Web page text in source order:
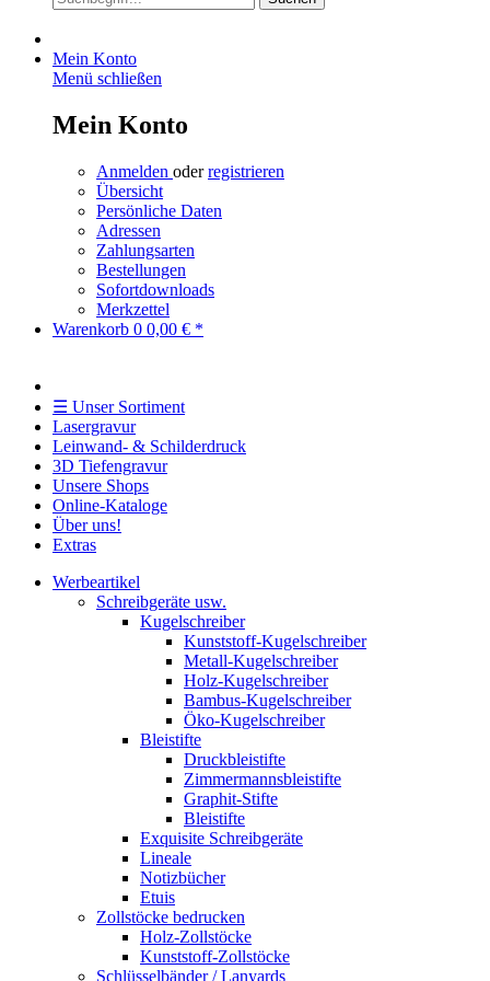
Mein Konto
Menü schließen
Mein Konto
Anmelden oderregistrieren
Übersicht
Persönliche Daten
Adressen
Zahlungsarten
Bestellungen
Sofortdownloads
Merkzettel
Warenkorb 0 0,00 € *
☰ Unser Sortiment
Lasergravur
Leinwand- & Schilderdruck
3D Tiefengravur
Unsere Shops
Online-Kataloge
Über uns!
Extras
Werbeartikel
Schreibgeräte usw.
Kugelschreiber
Kunststoff-Kugelschreiber
Metall-Kugelschreiber
Holz-Kugelschreiber
Bambus-Kugelschreiber
Öko-Kugelschreiber
Bleistifte
Druckbleistifte
Zimmermannsbleistifte
Graphit-Stifte
Bleistifte
Exquisite Schreibgeräte
Lineale
Notizbücher
Etuis
Zollstöcke bedrucken
Holz-Zollstöcke
Kunststoff-Zollstöcke
Schlüsselbänder / Lanyards